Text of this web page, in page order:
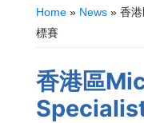
Home » News » 香
標賽
香港區